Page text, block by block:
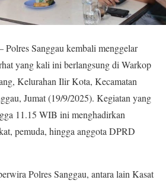
Polres Sanggau kembali menggelar
yang kali ini berlangsung di Warkop
Kelurahan Ilir Kota, Kecamatan
Jumat (19/9/2025). Kegiatan yang
11.15 WIB ini menghadirkan
pemuda, hingga anggota DPRD
Polres Sanggau, antara lain Kasat